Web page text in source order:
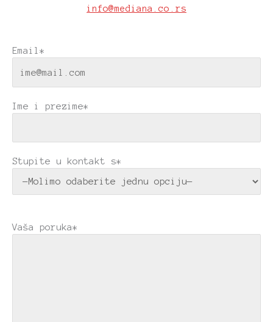
info@mediana.co.rs
Email*
Ime i prezime*
Stupite u kontakt s*
Vaša poruka*